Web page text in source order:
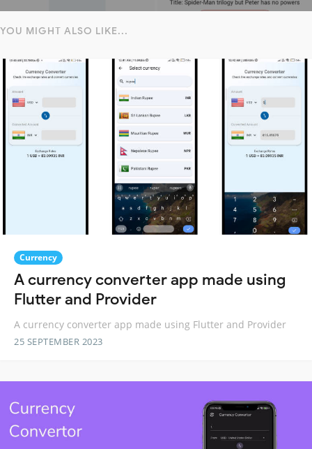
YOU MIGHT ALSO LIKE...
Currency
A currency converter app made using
Flutter and Provider
A currency converter app made using Flutter and Provider
25 SEPTEMBER 2023